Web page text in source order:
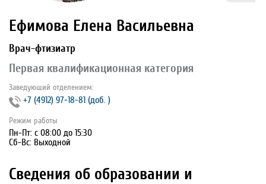
Ефимова Елена Васильевна
Врач-фтизиатр
Первая квалификационная категория
Заведующий отделением:
+7 (4912) 97‐18‐81 (доб. )
Режим работы
Пн-Пт: с 08:00 до 15:30
Сб-Вс: Выходной
Сведения об образовании и